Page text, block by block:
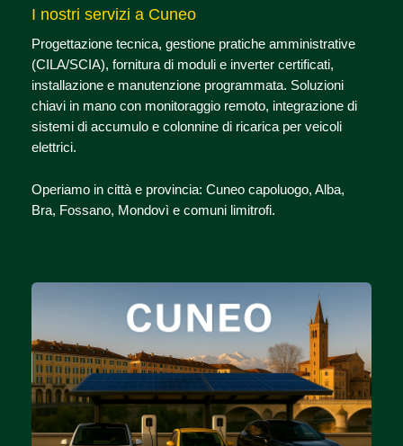
I nostri servizi a Cuneo
Progettazione tecnica, gestione pratiche amministrative
(CILA/SCIA), fornitura di moduli e inverter certificati,
installazione e manutenzione programmata. Soluzioni
chiavi in mano con monitoraggio remoto, integrazione di
sistemi di accumulo e colonnine di ricarica per veicoli
elettrici.
Operiamo in città e provincia: Cuneo capoluogo, Alba,
Bra, Fossano, Mondovì e comuni limitrofi.